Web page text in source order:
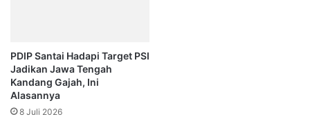
PDIP Santai Hadapi Target PSI
Jadikan Jawa Tengah
Kandang Gajah, Ini
Alasannya
8 Juli 2026